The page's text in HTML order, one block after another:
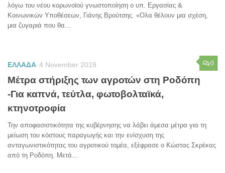
λόγω του νέου κορωνοϊού γνωστοποίηση ο υπ. Εργασίας &
Κοινωνικών Υποθέσεων, Γιάνης Βρούτσης. «Ολα θέλουν μια σχέση,
μια ζυγαριά που θα...
0
ΕΛΛΑΔΑ 4 November 2019
Μέτρα στήριξης των αγροτών στη Ροδόπη
-Για καπνά, τεύτλα, φωτοβολταϊκά,
κτηνοτροφία
Την αποφασιστικότητα της κυβέρνησης να λάβει άμεσα μέτρα για τη
μείωση του κόστους παραγωγής και την ενίσχυση της
ανταγωνιστικότητας του αγροτικού τομέα, εξέφρασε ο Κώστας Σκρέκας
από τη Ροδόπη. Μετά...